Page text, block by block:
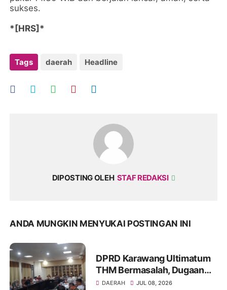
sukses.
*[HRS]*
Tags daerah Headline
DIPOSTING OLEH STAF REDAKSI
ANDA MUNGKIN MENYUKAI POSTINGAN INI
DPRD Karawang Ultimatum
THM Bermasalah, Dugaan
Izin Palsu hingga Minol Ilegal
DAERAH JUL 08, 2026